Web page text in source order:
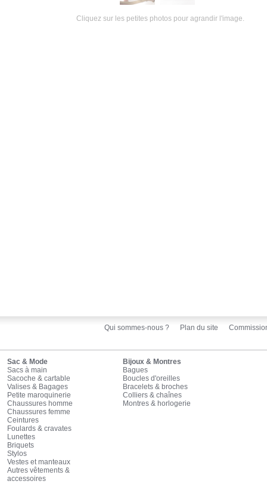
Cliquez sur les petites photos pour agrandir l'image.
Qui sommes-nous ? Plan du site
Sac & Mode
Sacs à main
Sacoche & cartable
Valises & Bagages
Petite maroquinerie
Chaussures homme
Chaussures femme
Ceintures
Foulards & cravates
Lunettes
Briquets
Stylos
Vestes et manteaux
Autres vêtements &
accessoires
Bijoux & Montres
Bagues
Boucles d'oreilles
Bracelets & broches
Colliers & chaînes
Montres & horlogerie